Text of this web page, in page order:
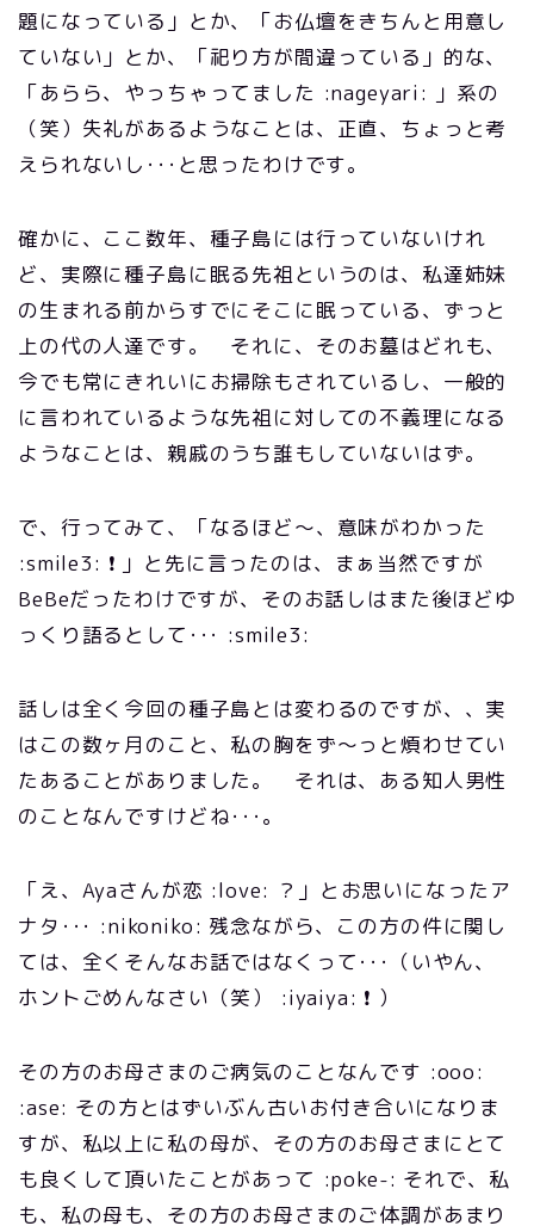
題になっている」とか、「お仏壇をきちんと用意し
ていない」とか、「祀り方が間違っている」的な、
「あらら、やっちゃってました :nageyari: 」系の
（笑）失礼があるようなことは、正直、ちょっと考
えられないし･･･と思ったわけです。
確かに、ここ数年、種子島には行っていないけれ
ど、実際に種子島に眠る先祖というのは、私達姉妹
の生まれる前からすでにそこに眠っている、ずっと
上の代の人達です。 それに、そのお墓はどれも、
今でも常にきれいにお掃除もされているし、一般的
に言われているような先祖に対しての不義理になる
ようなことは、親戚のうち誰もしていないはず。
で、行ってみて、「なるほど～、意味がわかった
:smile3: ❗ 」と先に言ったのは、まぁ当然ですが
BeBeだったわけですが、そのお話しはまた後ほどゆ
っくり語るとして･･･ :smile3:
話しは全く今回の種子島とは変わるのですが、、実
はこの数ヶ月のこと、私の胸をず～っと煩わせてい
たあることがありました。 それは、ある知人男性
のことなんですけどね･･･。
「え、Ayaさんが恋 :love: ？」とお思いになったア
ナタ･･･ :nikoniko: 残念ながら、この方の件に関し
ては、全くそんなお話ではなくって･･･（いやん、
ホントごめんなさい（笑） :iyaiya: ❗ ）
その方のお母さまのご病気のことなんです :ooo:
:ase: その方とはずいぶん古いお付き合いになりま
すが、私以上に私の母が、その方のお母さまにとて
も良くして頂いたことがあって :poke-: それで、私
も、私の母も、その方のお母さまのご体調があまり